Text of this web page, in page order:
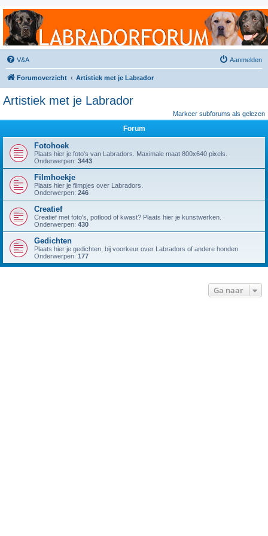
Labradorforum
Het gezelligste Labradorforum van Nederland en België!
V&A Aanmelden
Forumoverzicht Artistiek met je Labrador
Artistiek met je Labrador
Markeer subforums als gelezen
Forum
Fotohoek
Plaats hier je foto's van Labradors. Maximale maat 800x640 pixels.
Onderwerpen: 3443
Filmhoekje
Plaats hier je filmpjes over Labradors.
Onderwerpen: 246
Creatief
Creatief met foto's, potlood of kwast? Plaats hier je kunstwerken.
Onderwerpen: 430
Gedichten
Plaats hier je gedichten, bij voorkeur over Labradors of andere honden.
Onderwerpen: 177
Ga naar